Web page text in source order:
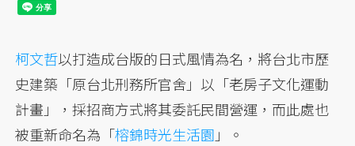
柯文哲以打造成台版的日式風情為名，將台北市歷
史建築「原台北刑務所官舍」以「老房子文化運動
計畫」，採招商方式將其委託民間營運，而此處也
被重新命名為「榕錦時光生活園 」。